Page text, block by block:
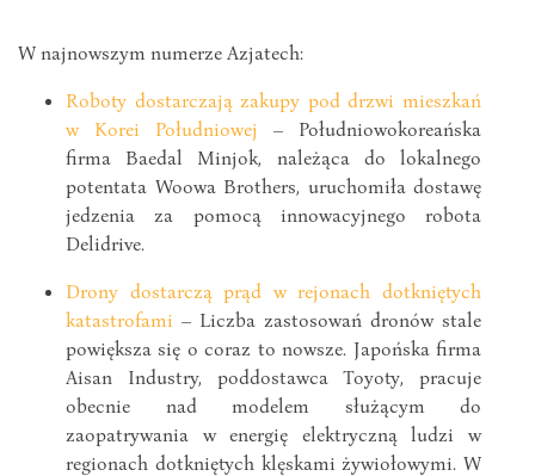
W najnowszym numerze Azjatech:
Roboty dostarczają zakupy pod drzwi mieszkań
w Korei Południowej – Południowokoreańska
firma Baedal Minjok, należąca do lokalnego
potentata Woowa Brothers, uruchomiła dostawę
jedzenia za pomocą innowacyjnego robota
Delidrive.
Drony dostarczą prąd w rejonach dotkniętych
katastrofami – Liczba zastosowań dronów stale
powiększa się o coraz to nowsze. Japońska firma
Aisan Industry, poddostawca Toyoty, pracuje
obecnie nad modelem służącym do
zaopatrywania w energię elektryczną ludzi w
regionach dotkniętych klęskami żywiołowymi. W